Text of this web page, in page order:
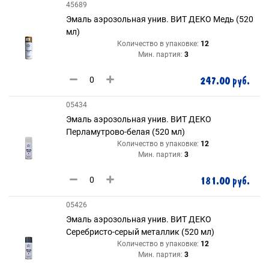
45689
Эмаль аэрозольная унив. ВИТ ДЕКО Медь (520
мл)
Количество в упаковке: 12
Мин. партия: 3
247.00 руб.
05434
Эмаль аэрозольная унив. ВИТ ДЕКО
Перламутрово-белая (520 мл)
Количество в упаковке: 12
Мин. партия: 3
181.00 руб.
05426
Эмаль аэрозольная унив. ВИТ ДЕКО
Серебристо-серый металлик (520 мл)
Количество в упаковке: 12
Мин. партия: 3